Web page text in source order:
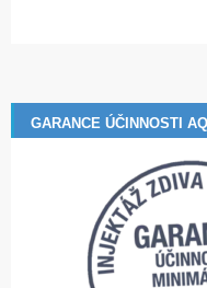
GARANCE ÚČINNOSTI